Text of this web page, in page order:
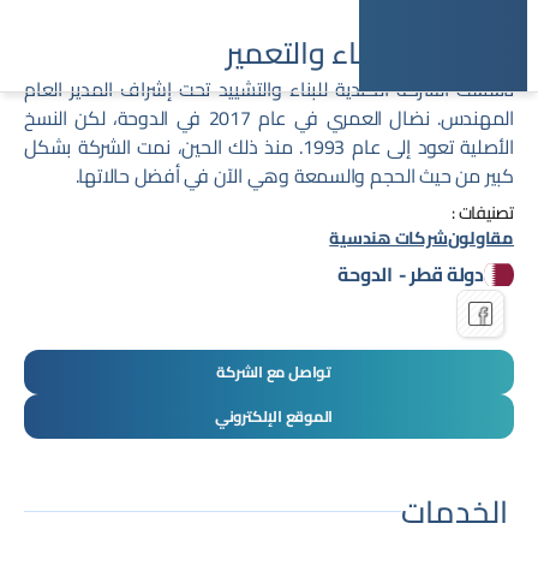
الكندية للانشاء والتعمير
تأسست الشركة الكندية للبناء والتشييد تحت إشراف المدير العام
المهندس. نضال العمري في عام 2017 في الدوحة، لكن النسخ
الأصلية تعود إلى عام 1993. منذ ذلك الحين، نمت الشركة بشكل
كبير من حيث الحجم والسمعة وهي الآن في أفضل حالاتها.
تصنيفات :
مقاولونشركات هندسية
دولة قطر- الدوحة
تواصل مع الشركة
الموقع الإلكتروني
الخدمات